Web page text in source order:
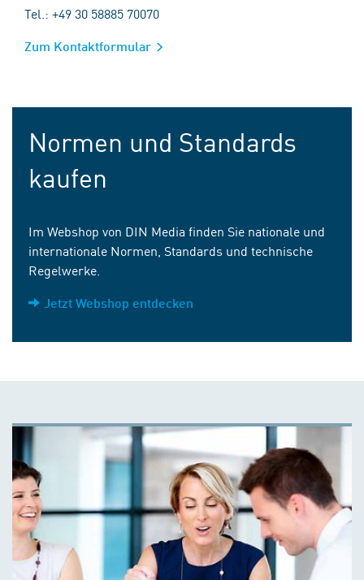
Tel.: +49 30 58885 70070
Zum Kontaktformular
Normen und Standards
kaufen
Im Webshop von DIN Media finden Sie nationale und
internationale Normen, Standards und technische
Regelwerke.
Jetzt Webshop entdecken